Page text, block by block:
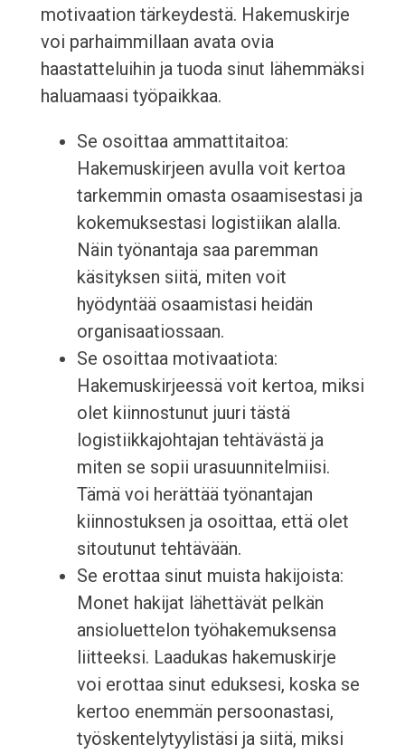
motivaation tärkeydestä. Hakemuskirje
voi parhaimmillaan avata ovia
haastatteluihin ja tuoda sinut lähemmäksi
haluamaasi työpaikkaa.
Se osoittaa ammattitaitoa:
Hakemuskirjeen avulla voit kertoa
tarkemmin omasta osaamisestasi ja
kokemuksestasi logistiikan alalla.
Näin työnantaja saa paremman
käsityksen siitä, miten voit
hyödyntää osaamistasi heidän
organisaatiossaan.
Se osoittaa motivaatiota:
Hakemuskirjeessä voit kertoa, miksi
olet kiinnostunut juuri tästä
logistiikkajohtajan tehtävästä ja
miten se sopii urasuunnitelmiisi.
Tämä voi herättää työnantajan
kiinnostuksen ja osoittaa, että olet
sitoutunut tehtävään.
Se erottaa sinut muista hakijoista:
Monet hakijat lähettävät pelkän
ansioluettelon työhakemuksensa
liitteeksi. Laadukas hakemuskirje
voi erottaa sinut eduksesi, koska se
kertoo enemmän persoonastasi,
työskentelytyylistäsi ja siitä, miksi